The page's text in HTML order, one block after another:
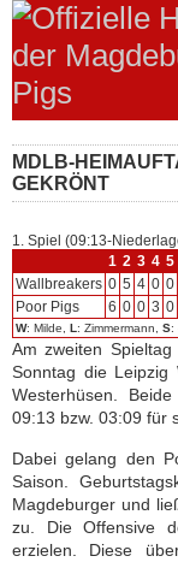
MDLB-
GEKRÖNT
1. Spiel (09:13-
1 2 3 4 5
Wallbreakers 0 5 4 0 0
Poor Pigs
6 0 0 3 0
W: Milde, L : Zimmermann, S:
Am zweiten
Sonntag die Leipzig
Westerhüsen.
09:13 bzw. 03:09 für
Dabei gelang den
Saison.
Magdeburger und
zu. Die Offensive
erzielen. Diese